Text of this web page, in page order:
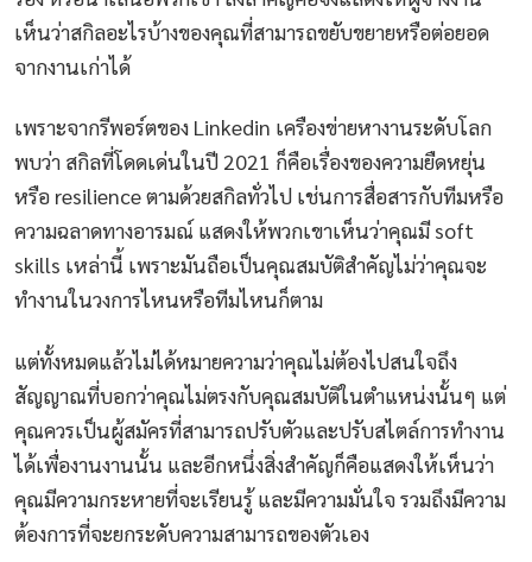
เห็นว่าสกิลอะไรบ้างของคุณที่สามารถขยับขยายหรือต่อยอด
จากงานเก่าได้
เพราะจากรีพอร์ตของ Linkedin เครืองข่ายหางานระดับโลก
พบว่า สกิลที่โดดเด่นในปี 2021 ก็คือเรื่องของความยืดหยุ่น
หรือ resilience ตามด้วยสกิลทั่วไป เช่นการสื่อสารกับทีมหรือ
ความฉลาดทางอารมณ์ แสดงให้พวกเขาเห็นว่าคุณมี soft
skills เหล่านี้ เพราะมันถือเป็นคุณสมบัติสำคัญไม่ว่าคุณจะ
ทำงานในวงการไหนหรือทีมไหนก็ตาม
แต่ทั้งหมดแล้วไม่ได้หมายความว่าคุณไม่ต้องไปสนใจถึง
สัญญาณที่บอกว่าคุณไม่ตรงกับคุณสมบัติในตำแหน่งนั้นๆ แต่
คุณควรเป็นผู้สมัครที่สามารถปรับตัวและปรับสไตล์การทำงาน
ได้เพื่องานงานนั้น และอีกหนึ่งสิ่งสำคัญก็คือแสดงให้เห็นว่า
คุณมีความกระหายที่จะเรียนรู้ และมีความมั่นใจ รวมถึงมีความ
ต้องการที่จะยกระดับความสามารถของตัวเอง